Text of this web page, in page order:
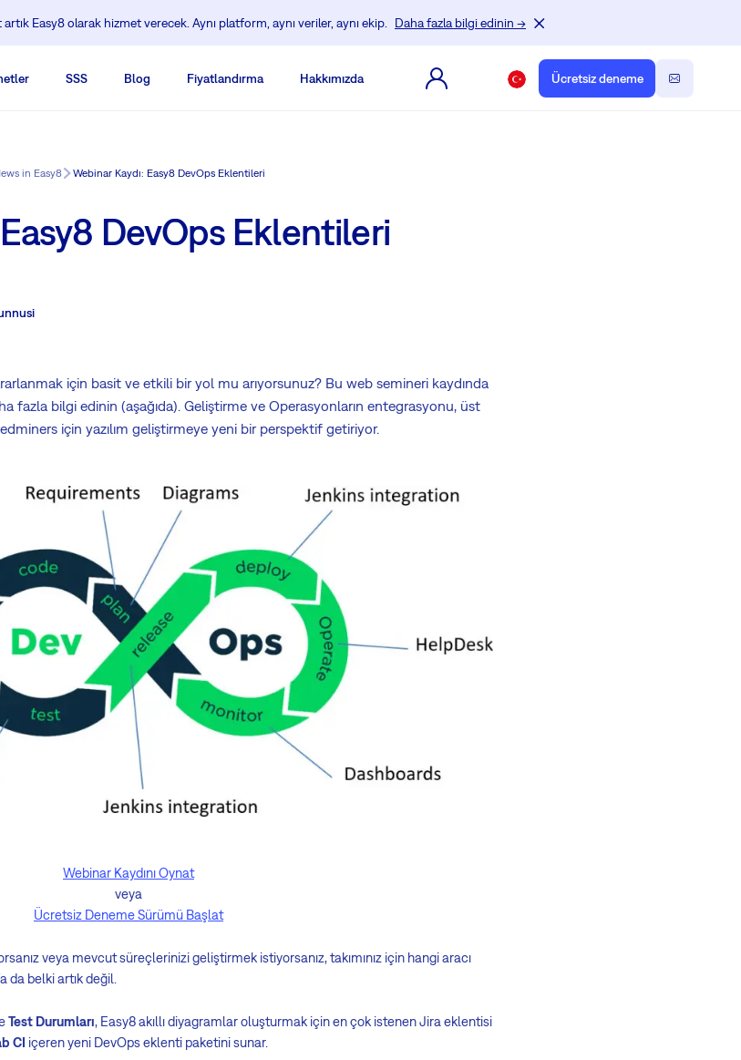
Easy8 olarak hizmet verecek. Aynı platform, aynı veriler, aynı ekip. Daha fazla bilgi edinin →
SSS Blog Fiyatlandırma Hakkımızda Ücretsiz deneme
in Easy8 Webinar Kaydı: Easy8 DevOps Eklentileri
DevOps Eklentileri
için basit ve etkili bir yol mu arıyorsunuz? Bu web semineri kaydında
fazla bilgi edinin (aşağıda). Geliştirme ve Operasyonların entegrasyonu, üst
için yazılım geliştirmeye yeni bir perspektif getiriyor.
Webinar Kaydını Oynat
veya
Ücretsiz Deneme Sürümü Başlat
veya mevcut süreçlerinizi geliştirmek istiyorsanız, takımınız için hangi aracı
da belki artık değil.
Test Durumları, Easy8 akıllı diyagramlar oluşturmak için en çok istenen Jira eklentisi
CI içeren yeni DevOps eklenti paketini sunar.